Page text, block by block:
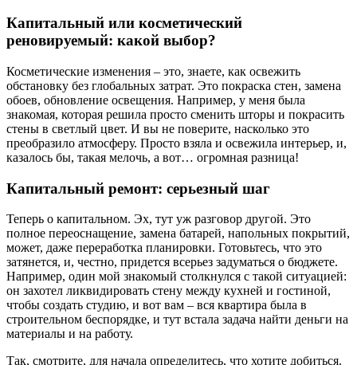
Капитальный или косметический
реновируемый: какой выбор?
Косметические изменения – это, знаете, как освежить
обстановку без глобальных затрат. Это покраска стен, замена
обоев, обновление освещения. Например, у меня была
знакомая, которая решила просто сменить шторы и покрасить
стены в светлый цвет. И вы не поверите, насколько это
преобразило атмосферу. Просто взяла и освежила интерьер, и,
казалось бы, такая мелочь, а вот… огромная разница!
Капитальный ремонт: серьезный шаг
Теперь о капитальном. Эх, тут уж разговор другой. Это
полное переоснащение, замена батарей, напольных покрытий,
может, даже переработка планировки. Готовьтесь, что это
затянется, и, честно, придется всерьез задуматься о бюджете.
Например, один мой знакомый столкнулся с такой ситуацией:
он захотел ликвидировать стену между кухней и гостиной,
чтобы создать студию, и вот вам – вся квартира была в
строительном беспорядке, и тут встала задача найти деньги на
материалы и на работу.
Так, смотрите, для начала определитесь, что хотите добиться.